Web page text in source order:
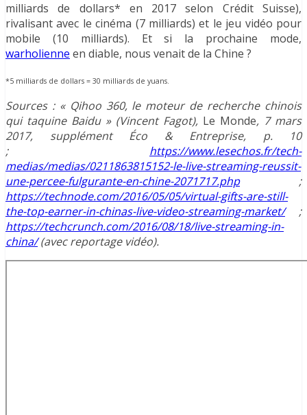
milliards de dollars* en 2017 selon Crédit Suisse),
rivalisant avec le cinéma (7 milliards) et le jeu vidéo pour
mobile (10 milliards). Et si la prochaine mode,
warholienne en diable, nous venait de la Chine ?
*5 milliards de dollars = 30 milliards de yuans.
Sources : « Qihoo 360, le moteur de recherche chinois
qui taquine Baidu » (Vincent Fagot), Le Monde, 7 mars
2017, supplément Éco & Entreprise, p. 10
; https://www.lesechos.fr/tech-
medias/medias/0211863815152-le-live-streaming-reussit-
une-percee-fulgurante-en-chine-2071717.php;
https://technode.com/2016/05/05/virtual-gifts-are-still-
the-top-earner-in-chinas-live-video-streaming-market/;
https://techcrunch.com/2016/08/18/live-streaming-in-
china/(avec reportage vidéo).